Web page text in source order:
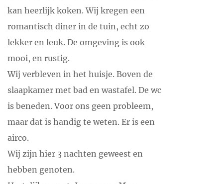
kan heerlijk koken. Wij kregen een
romantisch diner in de tuin, echt zo
lekker en leuk. De omgeving is ook
mooi, en rustig.
Wij verbleven in het huisje. Boven de
slaapkamer met bad en wastafel. De wc
is beneden. Voor ons geen probleem,
maar dat is handig te weten. Er is een
airco.
Wij zijn hier 3 nachten geweest en
hebben genoten.